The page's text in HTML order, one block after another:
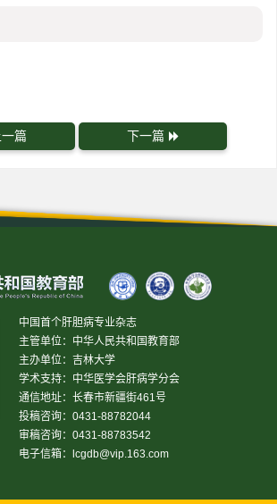
一篇 下一篇
中国首个肝胆病专业杂志
主管单位：中华人民共和国教育部
主办单位：吉林大学
学术支持：中华医学会肝病学分会
通信地址：长春市新疆街461号
投稿咨询：0431-88782044
审稿咨询：0431-88783542
电子信箱：
lcgdb@vip.163.com